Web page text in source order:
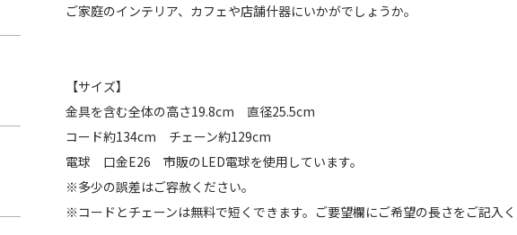
ご家庭のインテリア、カフェや店舗什器にいかがでしょうか。
【サイズ】
金具を含む全体の高さ19.8cm 直径25.5cm
コード約134cm チェーン約129cm
電球 口金E26 市販のLED電球を使用しています。
※多少の誤差はご容赦ください。
※コードとチェーンは無料で短くできます。ご要望欄にご希望の長さをご記入く